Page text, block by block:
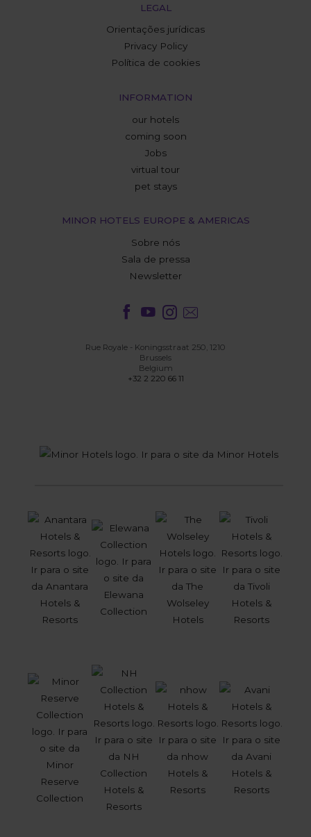
LEGAL
Orientações jurídicas
Privacy Policy
Política de cookies
INFORMATION
our hotels
coming soon
Jobs
virtual tour
pet stays
MINOR HOTELS EUROPE & AMERICAS
Sobre nós
Sala de pressa
Newsletter
Rue Royale - Koningsstraat 250, 1210
Brussels
Belgium
+32 2 220 66 11